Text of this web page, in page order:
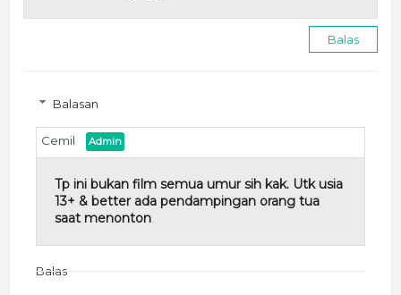
Balas
Balasan
Cemil
Tp ini bukan film semua umur sih kak. Utk usia
13+ & better ada pendampingan orang tua
saat menonton
Balas